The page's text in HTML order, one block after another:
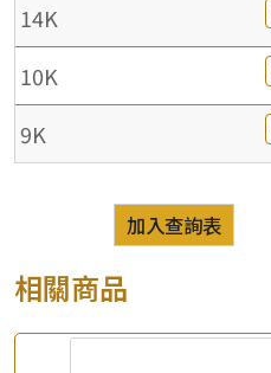
14K
10K
9K
加入查詢表
相關商品